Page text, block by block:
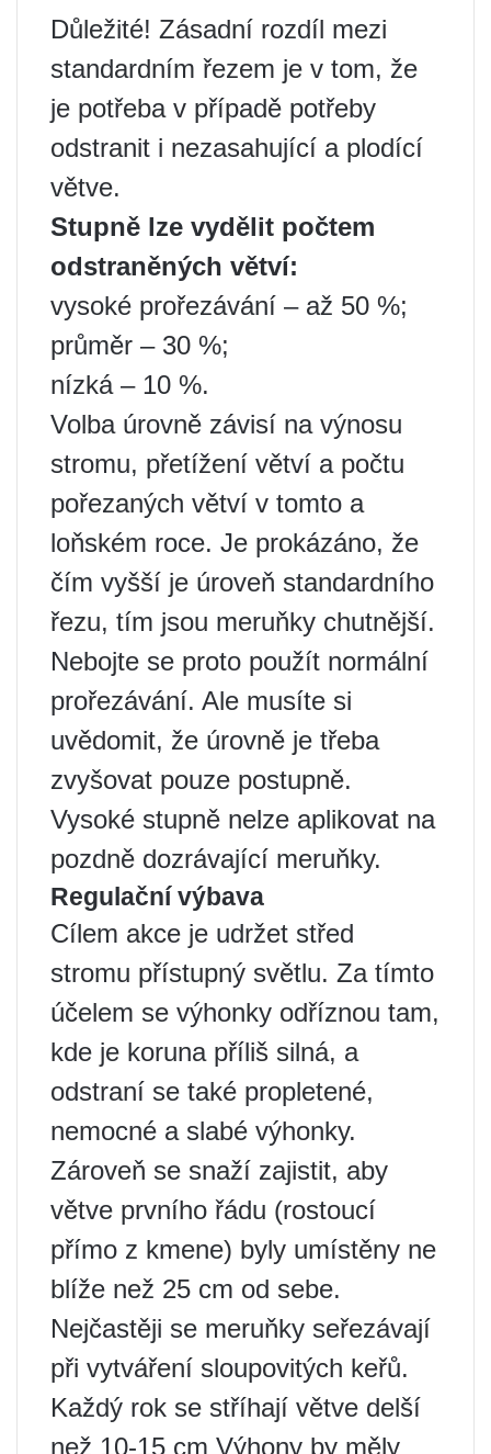
Důležité! Zásadní rozdíl mezi
standardním řezem je v tom, že
je potřeba v případě potřeby
odstranit i nezasahující a plodící
větve.
Stupně lze vydělit počtem
odstraněných větví:
vysoké prořezávání – až 50 %;
průměr – 30 %;
nízká – 10 %.
Volba úrovně závisí na výnosu
stromu, přetížení větví a počtu
pořezaných větví v tomto a
loňském roce. Je prokázáno, že
čím vyšší je úroveň standardního
řezu, tím jsou meruňky chutnější.
Nebojte se proto použít normální
prořezávání. Ale musíte si
uvědomit, že úrovně je třeba
zvyšovat pouze postupně.
Vysoké stupně nelze aplikovat na
pozdně dozrávající meruňky.
Regulační výbava
Cílem akce je udržet střed
stromu přístupný světlu. Za tímto
účelem se výhonky odříznou tam,
kde je koruna příliš silná, a
odstraní se také propletené,
nemocné a slabé výhonky.
Zároveň se snaží zajistit, aby
větve prvního řádu (rostoucí
přímo z kmene) byly umístěny ne
blíže než 25 cm od sebe.
Nejčastěji se meruňky seřezávají
při vytváření sloupovitých keřů.
Každý rok se stříhají větve delší
než 10-15 cm Výhony by měly